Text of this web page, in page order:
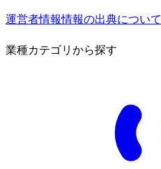
運営者情報情報の出典について
業種カテゴリから探す